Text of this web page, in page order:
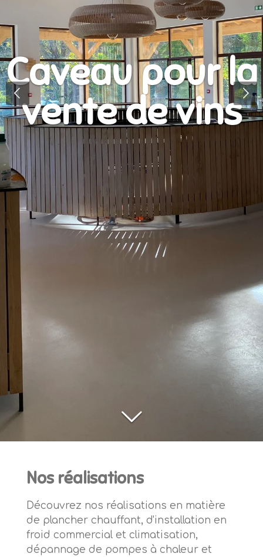
Gainable à
circulation
d'eau glacée
Nos réalisations
Découvrez nos réalisations en matière
de plancher chauffant, d'installation en
froid commercial et climatisation,
dépannage de pompes à chaleur et